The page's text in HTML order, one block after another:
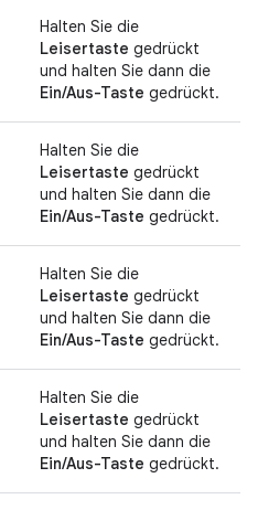
Halten Sie die
Leisertaste gedrückt
und halten Sie dann die
Ein/Aus-Taste gedrückt.
Halten Sie die
Leisertaste gedrückt
und halten Sie dann die
Ein/Aus-Taste gedrückt.
Halten Sie die
Leisertaste gedrückt
und halten Sie dann die
Ein/Aus-Taste gedrückt.
Halten Sie die
Leisertaste gedrückt
und halten Sie dann die
Ein/Aus-Taste gedrückt.